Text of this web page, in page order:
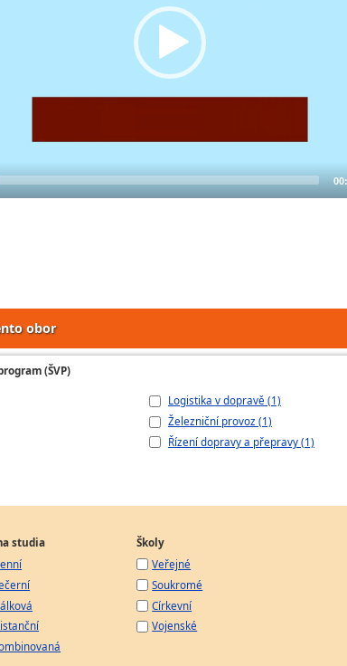
obor
(ŠVP)
Logistika v dopravě (1)
Železniční provoz (1)
Řízení dopravy a přepravy (1)
studia
Školy
Veřejné
Soukromé
Církevní
Vojenské